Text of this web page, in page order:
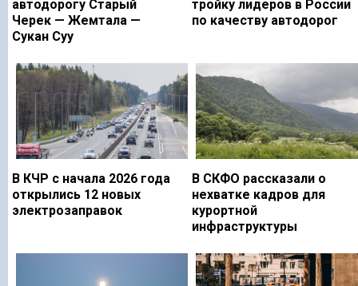
автодорогу Старый
Черек — Жемтала —
Сукан Суу
тройку лидеров в России
по качеству автодорог
В КЧР с начала 2026 года
открылись 12 новых
электрозаправок
В СКФО рассказали о
нехватке кадров для
курортной
инфраструктуры